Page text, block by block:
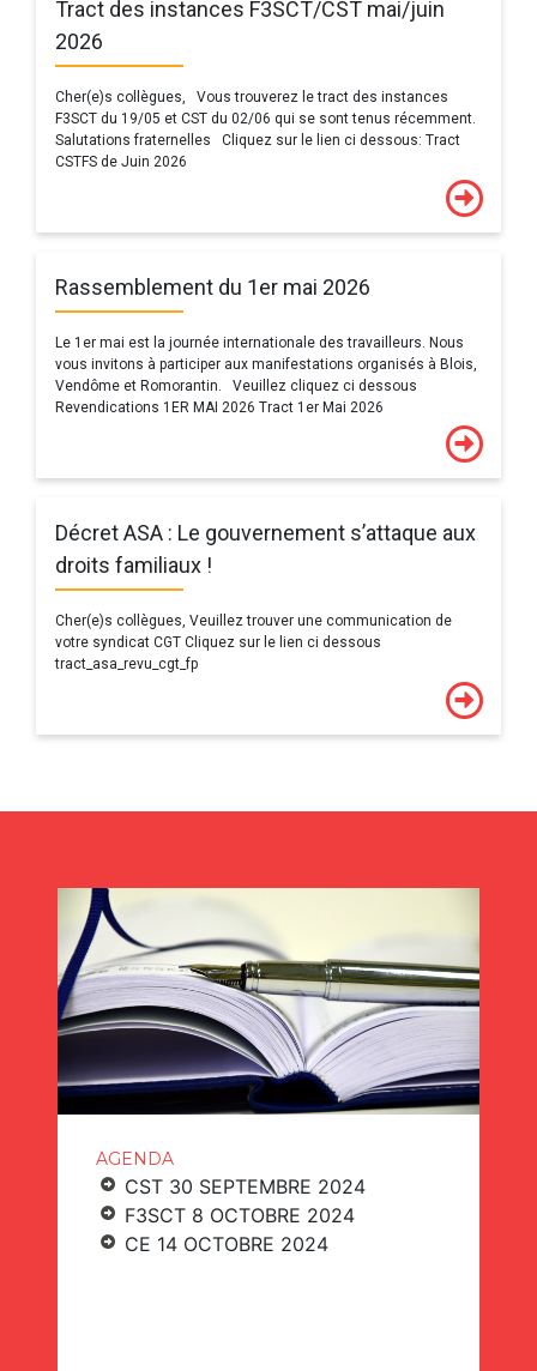
Tract des instances F3SCT/CST mai/juin
2026
Cher(e)s collègues, Vous trouverez le tract des instances
F3SCT du 19/05 et CST du 02/06 qui se sont tenus récemment.
Salutations fraternelles Cliquez sur le lien ci dessous: Tract
CSTFS de Juin 2026
Rassemblement du 1er mai 2026
Le 1er mai est la journée internationale des travailleurs. Nous
vous invitons à participer aux manifestations organisés à Blois,
Vendôme et Romorantin. Veuillez cliquez ci dessous
Revendications 1ER MAI 2026 Tract 1er Mai 2026
Décret ASA : Le gouvernement s’attaque aux
droits familiaux !
Cher(e)s collègues, Veuillez trouver une communication de
votre syndicat CGT Cliquez sur le lien ci dessous
tract_asa_revu_cgt_fp
AGENDA
CST 30 SEPTEMBRE 2024
F3SCT 8 OCTOBRE 2024
CE 14 OCTOBRE 2024